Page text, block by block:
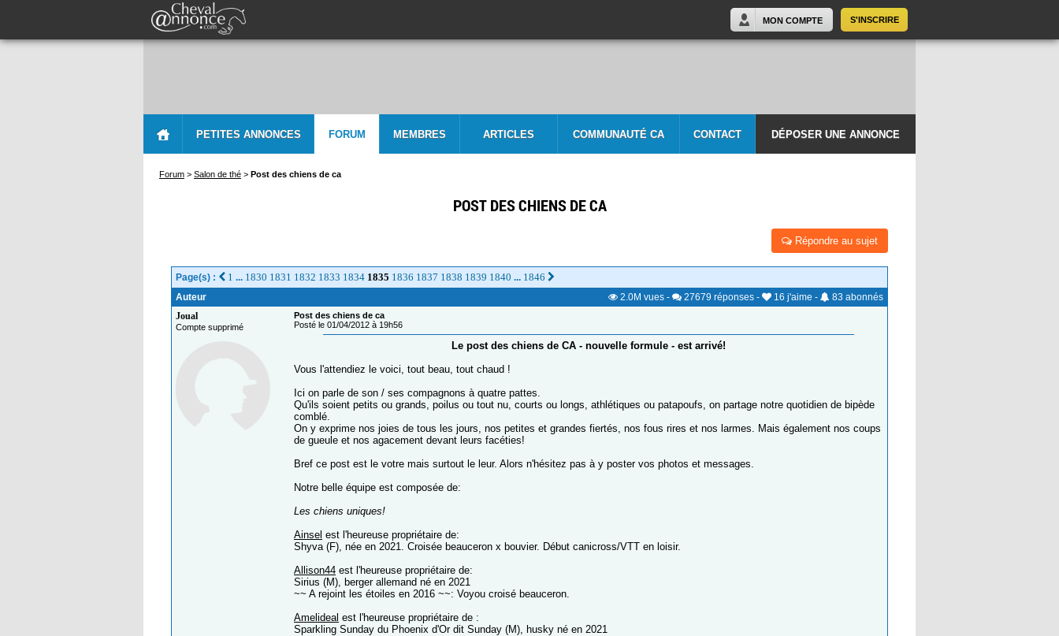
S'INSCRIRE
MON COMPTE
PETITES ANNONCES FORUM MEMBRES ARTICLES COMMUNAUTÉ CA CONTACT DÉPOSER UNE ANNONCE
Forum > Salon de thé > Post des chiens de ca
POST DES CHIENS DE CA
Répondre au sujet
Page(s) : 1 ... 1830 1831 1832 1833 1834 1835 1836 1837 1838 1839 1840 ... 1846
Auteur 2.0M vues - 27679 réponses - 16 j'aime - 83 abonnés
Joual
Compte supprimé
Post des chiens de ca
Posté le 01/04/2012 à 19h56
Le post des chiens de CA - nouvelle formule - est arrivé!
Vous l'attendiez le voici, tout beau, tout chaud !
Ici on parle de son / ses compagnons à quatre pattes.
Qu'ils soient petits ou grands, poilus ou tout nu, courts ou longs, athlétiques ou patapoufs, on partage notre quotidien de bipède
comblé.
On y exprime nos joies de tous les jours, nos petites et grandes fiertés, nos fous rires et nos larmes. Mais également nos coups
de gueule et nos agacement devant leurs facéties!
Bref ce post est le votre mais surtout le leur. Alors n'hésitez pas à y poster vos photos et messages.
Notre belle équipe est composée de:
Les chiens uniques!
Ainsel est l'heureuse propriétaire de:
Shyva (F), née en 2021. Croisée beauceron x bouvier. Début canicross/VTT en loisir.
Allison44 est l'heureuse propriétaire de:
Sirius (M), berger allemand né en 2021
~~ A rejoint les étoiles en 2016 ~~: Voyou croisé beauceron.
Amelideal est l'heureuse propriétaire de :
Sparkling Sunday du Phoenix d'Or dit Sunday (M), husky né en 2021